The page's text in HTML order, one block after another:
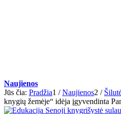
Naujienos
Jūs čia: Pradžia1 / Naujienos2 /
knygių žemėje“ idėja įgyvendinta